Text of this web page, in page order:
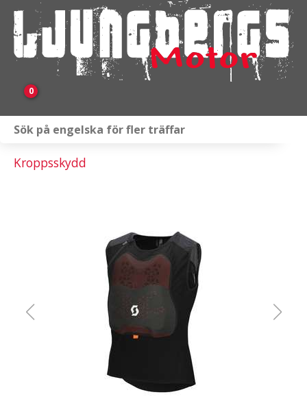
0
Släpvagnar & Skylift
Kroppsskydd